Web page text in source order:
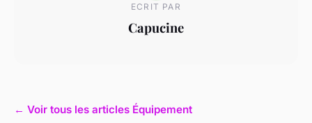
ECRIT PAR
Capucine
← Voir tous les articles Équipement